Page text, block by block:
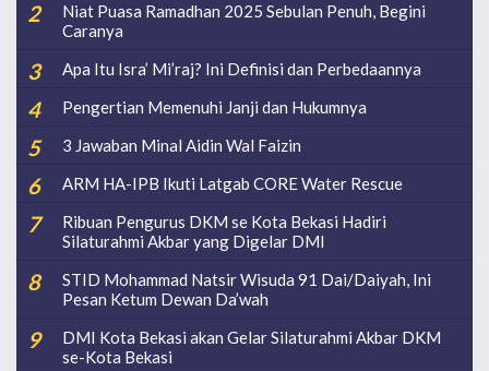
Niat Puasa Ramadhan 2025 Sebulan Penuh, Begini
Caranya
Apa Itu Isra’ Mi’raj? Ini Definisi dan Perbedaannya
Pengertian Memenuhi Janji dan Hukumnya
3 Jawaban Minal Aidin Wal Faizin
ARM HA-IPB Ikuti Latgab CORE Water Rescue
Ribuan Pengurus DKM se Kota Bekasi Hadiri
Silaturahmi Akbar yang Digelar DMI
STID Mohammad Natsir Wisuda 91 Dai/Daiyah, Ini
Pesan Ketum Dewan Da’wah
DMI Kota Bekasi akan Gelar Silaturahmi Akbar DKM
se-Kota Bekasi